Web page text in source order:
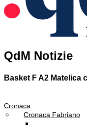
QdM Notizie
Basket F A2 Matelica
Cronaca
Cronaca Fabriano